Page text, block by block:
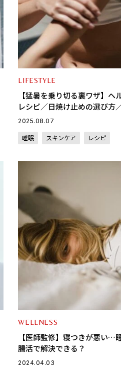
LIFESTYLE
【猛暑を乗り切る裏ワザ】ヘ
レシピ／日焼け止めの選び方
上テク〈8月に読んでおきたい
2025.08.07
睡眠 スキンケア レシピ
WELLNESS
【医師監修】寝つきが悪い…
腸活で解決できる？
2024.04.03